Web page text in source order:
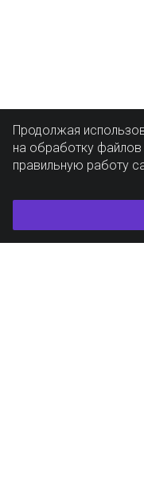
Продолжая
на обработку
правильную работу